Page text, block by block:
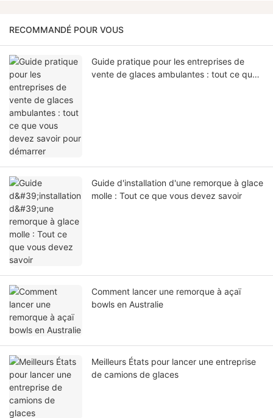
RECOMMANDÉ POUR VOUS
Guide pratique pour les entreprises de
vente de glaces ambulantes : tout ce que
Guide d'installation d'une remorque à glace
molle : Tout ce que vous devez savoir
Comment lancer une remorque à açaï
bowls en Australie
Meilleurs États pour lancer une entreprise
de camions de glaces